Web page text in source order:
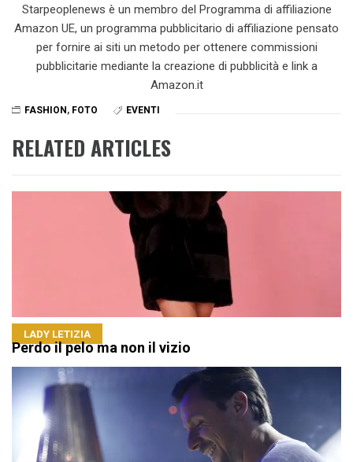
Starpeoplenews è un membro del Programma di affiliazione
Amazon UE, un programma pubblicitario di affiliazione pensato
per fornire ai siti un metodo per ottenere commissioni
pubblicitarie mediante la creazione di pubblicità e link a
Amazon.it
FASHION, FOTO EVENTI
RELATED ARTICLES
LADY LETIZIA
Perdo il pelo ma non il vizio